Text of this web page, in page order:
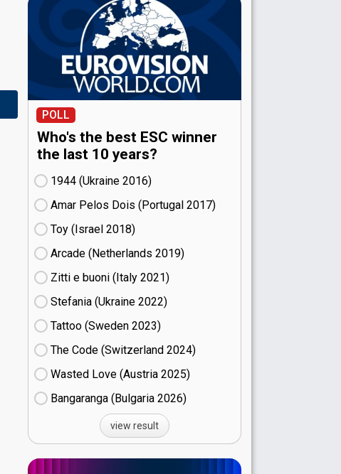
POLL
Who's the best ESC winner
the last 10 years?
1944 (Ukraine
16)
Amar Pelos Dois (Portugal
17)
Toy (Israel
18)
Arcade (Netherlands
19)
Zitti e buoni​ (Italy
21)
Stefania (Ukraine
22)
Tattoo (Sweden
23)
The Code (Switzerland
24)
Wasted Love (Austria
25)
Bangaranga (Bulgaria
26)
view result